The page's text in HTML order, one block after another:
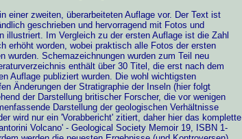
einer zweiten, überarbeiteten Auflage vor. Der Text ist
geschrieben und hervorragend mit Fotos und
illustriert. Im Vergleich zu der ersten Auflage ist die Zahl
erhöht worden, wobei praktisch alle Fotos der ersten
wurden. Schemazeichnungen wurden zum Teil neu
enthält über 30 Titel, die erst nach dem
Auflage publiziert wurden. Die wohl wichtigsten
Änderungen der Stratigraphie der Inseln (hier folgt
der Darstellung britischer Forscher, die vor wenigen
Darstellung der geologischen Verhältnisse
wird nur ein 'Vorabbericht' zitiert, daher hier das komplette
Volcano' - Geological Society Memoir 19, ISBN 1-